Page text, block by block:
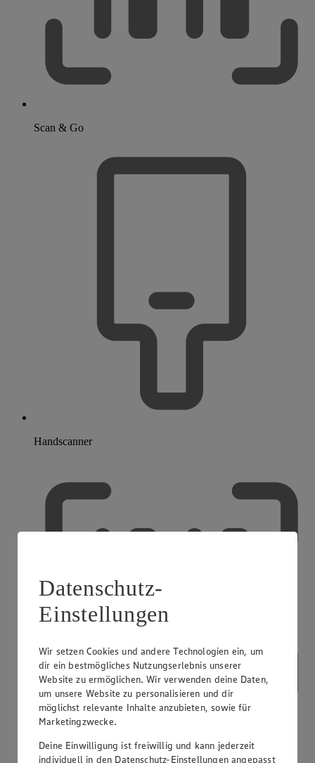
Scan & Go
Handscanner
Selfscanning
Datenschutz-
Einstellungen
Wir setzen Cookies und andere Technologien ein, um
dir ein bestmögliches Nutzungserlebnis unserer
Website zu ermöglichen. Wir verwenden deine Daten,
um unsere Website zu personalisieren und dir
möglichst relevante Inhalte anzubieten, sowie für
Marketingzwecke.
Deine Einwilligung ist freiwillig und kann jederzeit
individuell in den Datenschutz-Einstellungen angepasst